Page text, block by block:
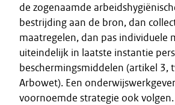
de zogenaamde
bestrijding aan de bron, dan
maatregelen, dan pas individuele
uiteindelijk in laatste instantie
beschermingsmiddelen (artikel 3,
Arbowet). Een
voornoemde strategie ook